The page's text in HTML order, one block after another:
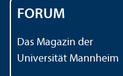
FORUM
Das Magazin der
Universität Mannheim